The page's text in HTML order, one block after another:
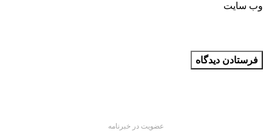
وب‌ سایت
عضویت در خبرنامه